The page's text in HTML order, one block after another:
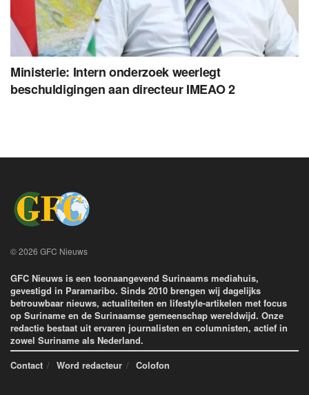
Ministerie: Intern onderzoek weerlegt
beschuldigingen aan directeur IMEAO 2
© 2026 GFC Nieuws
GFC Nieuws is een toonaangevend Surinaams mediahuis,
gevestigd in Paramaribo. Sinds 2010 brengen wij dagelijks
betrouwbaar nieuws, actualiteiten en lifestyle-artikelen met focus
op Suriname en de Surinaamse gemeenschap wereldwijd. Onze
redactie bestaat uit ervaren journalisten en columnisten, actief in
zowel Suriname als Nederland.
Contact
Word redacteur Colofon